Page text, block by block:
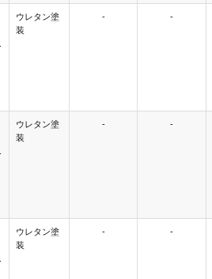
ウレタン塗
装
- -
ウレタン塗
装
- -
ウレタン塗
装
- -